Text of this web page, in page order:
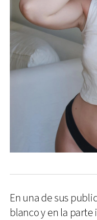
En una de sus
blanco y en la